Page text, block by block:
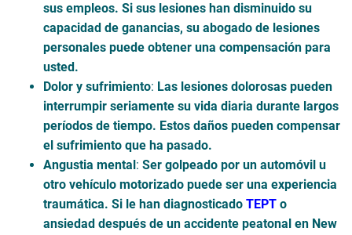
sus empleos. Si sus lesiones han disminuido su
capacidad de ganancias, su abogado de lesiones
personales puede obtener una compensación para
usted.
Dolor y sufrimiento: Las lesiones dolorosas pueden
interrumpir seriamente su vida diaria durante largos
períodos de tiempo. Estos daños pueden compensar
el sufrimiento que ha pasado.
Angustia mental : Ser golpeado por un automóvil u
otro vehículo motorizado puede ser una experiencia
traumática. Si le han diagnosticado TEPT o
ansiedad después de un accidente peatonal en New